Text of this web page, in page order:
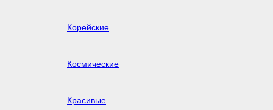
Корейские
Космические
Красивые